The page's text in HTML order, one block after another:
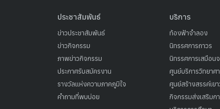
ประชาสัมพันธ์
ข่าวประชาสัมพันธ์
ข่าวกิจกรรม
ภาพข่าวกิจกรรม
ประกาศรับสมัครงาน
รางวัลแห่งความภาคภูมิใจ
คำถามที่พบบ่อย
บริการ
ท้องฟ้าจำลอง
นิทรรศการถาวร
นิทรรศการเสมือน
ศูนย์บริการวิทยาศ
ศูนย์สร้างสรรค์เย
กิจกรรมส่งเสริมก